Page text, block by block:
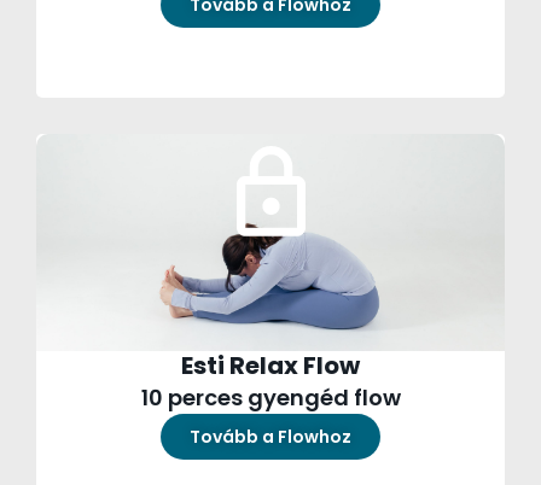
Tovább a Flowhoz
Esti Relax Flow
10 perces gyengéd flow
Tovább a Flowhoz